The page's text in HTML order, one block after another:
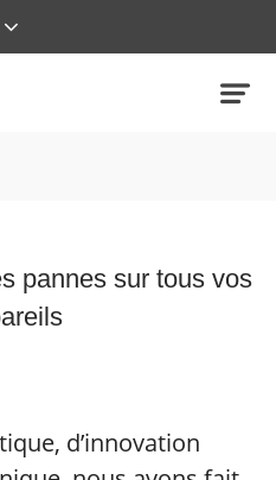
pannes sur tous vos
d’innovation